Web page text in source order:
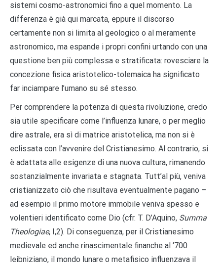
sistemi cosmo-astronomici fino a quel momento. La
differenza è già qui marcata, eppure il discorso
certamente non si limita al geologico o al meramente
astronomico, ma espande i propri confini urtando con una
questione ben più complessa e stratificata: rovesciare la
concezione fisica aristotelico-tolemaica ha significato
far inciampare l’umano su sé stesso.
Per comprendere la potenza di questa rivoluzione, credo
sia utile specificare come l’influenza lunare, o per meglio
dire astrale, era sì di matrice aristotelica, ma non si è
eclissata con l’avvenire del Cristianesimo. Al contrario, si
è adattata alle esigenze di una nuova cultura, rimanendo
sostanzialmente invariata e stagnata. Tutt’al più, veniva
cristianizzato ciò che risultava eventualmente pagano –
ad esempio il primo motore immobile veniva spesso e
volentieri identificato come Dio (cfr. T. D’Aquino, Summa
Theologiae, I,2). Di conseguenza, per il Cristianesimo
medievale ed anche rinascimentale finanche al ‘700
leibniziano, il mondo lunare o metafisico influenzava il